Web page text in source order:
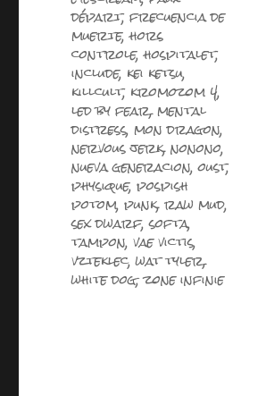
départ,frecuencia de
muerte,hors
controle,hospitalet,
include, kei ketsu,
killcult,kromozom 4,
led by fear,mental
distress,mon dragon,
nervous jerk,nonono,
nueva generacion,oust,
physique,pospish
potom,punk,raw mud,
sex dwarf,softa,
tampon,vae victis,
vzteklec,wat tyler,
white dog,zone infinie